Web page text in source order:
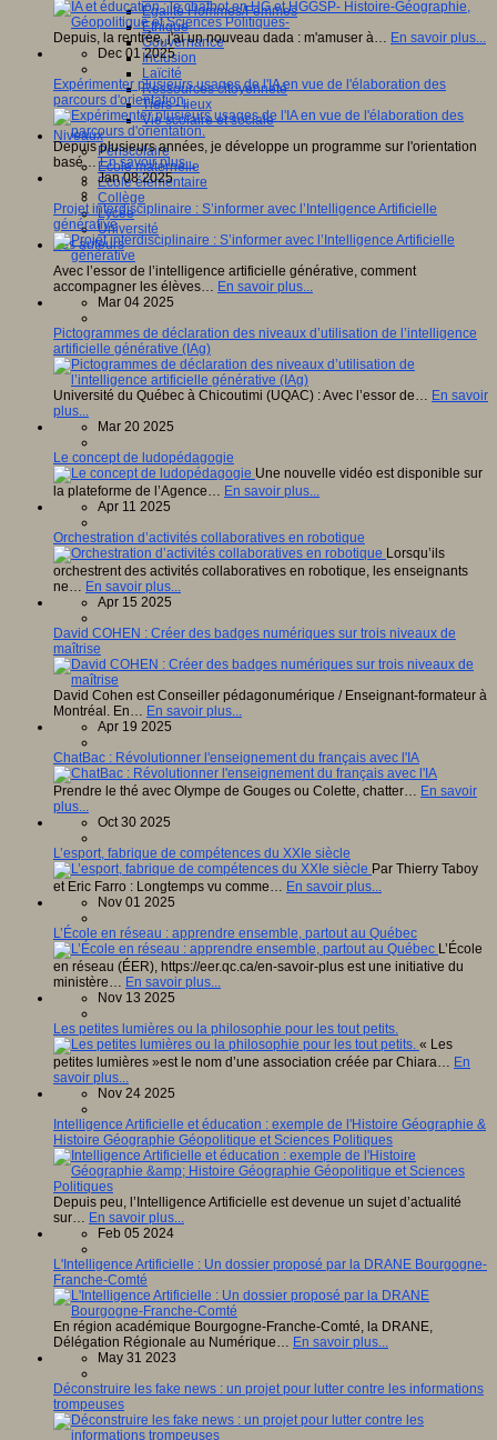
Egalité Hommes/Femmes
Ethique
Gouvernance
Inclusion
Laïcité
Ressources citoyenneté
Tiers - lieux
Vie scolaire et sociale
Niveaux
Périscolaire
Ecole maternelle
Ecole élémentaire
Collège
Lycée
Université
Les auteurs
Depuis, la rentrée, j'ai un nouveau dada : m'amuser à… En savoir plus...
Dec 01 2025
Expérimenter plusieurs usages de l'IA en vue de l'élaboration des
parcours d'orientation.
Depuis plusieurs années, je développe un programme sur l'orientation
basé…En savoir plus...
Jan 08 2025
Projet interdisciplinaire : S’informer avec l’Intelligence Artificielle
générative
Avec l’essor de l’intelligence artificielle générative, comment
accompagner les élèves… En savoir plus...
Mar 04 2025
Pictogrammes de déclaration des niveaux d’utilisation de l’intelligence
artificielle générative (IAg)
Université du Québec à Chicoutimi (UQAC) : Avec l’essor de… En savoir
plus...
Mar 20 2025
Le concept de ludopédagogie
Une nouvelle vidéo est disponible sur
la plateforme de l’Agence… En savoir plus...
Apr 11 2025
Orchestration d’activités collaboratives en robotique
Lorsqu’ils
orchestrent des activités collaboratives en robotique, les enseignants
ne… En savoir plus...
Apr 15 2025
David COHEN : Créer des badges numériques sur trois niveaux de
maîtrise
David Cohen est Conseiller pédagonumérique / Enseignant-formateur à
Montréal. En… En savoir plus...
Apr 19 2025
ChatBac : Révolutionner l'enseignement du français avec l'IA
Prendre le thé avec Olympe de Gouges ou Colette, chatter… En savoir
plus...
Oct 30 2025
L’esport, fabrique de compétences du XXIe siècle
Par Thierry Taboy
et Eric Farro : Longtemps vu comme… En savoir plus...
Nov 01 2025
L’École en réseau : apprendre ensemble, partout au Québec
L’École
en réseau (ÉER), https://eer.qc.ca/en-savoir-plus est une initiative du
ministère… En savoir plus...
Nov 13 2025
Les petites lumières ou la philosophie pour les tout petits.
« Les
petites lumières »est le nom d’une association créée par Chiara… En
savoir plus...
Nov 24 2025
Intelligence Artificielle et éducation : exemple de l'Histoire Géographie &
Histoire Géographie Géopolitique et Sciences Politiques
Depuis peu, l’Intelligence Artificielle est devenue un sujet d’actualité
sur… En savoir plus...
Feb 05 2024
L'Intelligence Artificielle : Un dossier proposé par la DRANE Bourgogne-
Franche-Comté
En région académique Bourgogne-Franche-Comté, la DRANE,
Délégation Régionale au Numérique… En savoir plus...
May 31 2023
Déconstruire les fake news : un projet pour lutter contre les informations
trompeuses